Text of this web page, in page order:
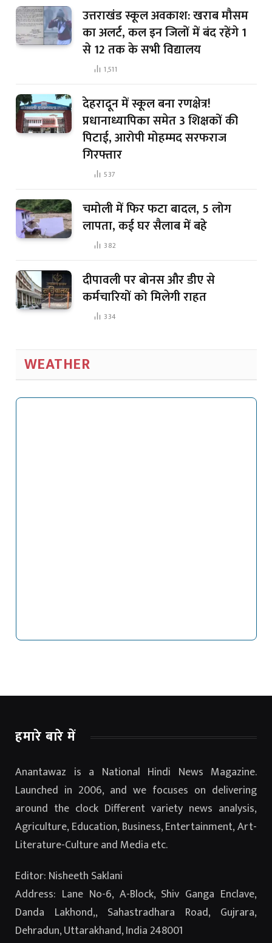
उत्तराखंड स्कूल अवकाश: खराब मौसम
का अलर्ट, कल इन जिलों में बंद रहेंगे 1
से 12 तक के सभी विद्यालय
1,511
देहरादून में स्कूल बना रणक्षेत्र!
प्रधानाध्यापिका समेत 3 शिक्षकों की
पिटाई, आरोपी मोहम्मद सरफराज
गिरफ्तार
537
चमोली में फिर फटा बादल, 5 लोग
लापता, कई घर सैलाब में बहे
382
दीपावली पर बोनस और डीए से
कर्मचारियों को मिलेगी राहत
334
WEATHER
हमारे बारे में
Anantawaz is a National Hindi News Magazine.
Launched in 2006, and we focuses on delivering
around the clock Different variety news analysis,
Agriculture, Education, Business, Entertainment, Art-
Literature-Culture and Media etc.
Editor: Nisheeth Saklani
Address: Lane No-6, A-Block, Shiv Ganga Enclave,
Danda Lakhond,, Sahastradhara Road, Gujrara,
Dehradun, Uttarakhand, India 248001